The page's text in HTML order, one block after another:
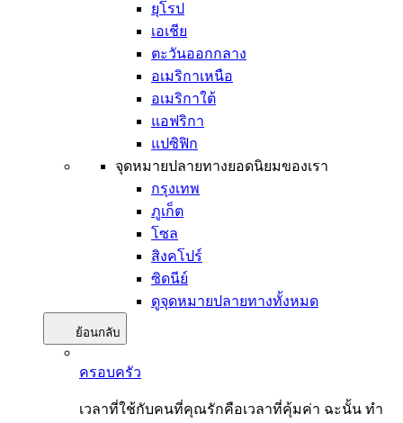
ยุโรป
เอเชีย
ตะวันออกกลาง
อเมริกาเหนือ
อเมริกาใต้
แอฟริกา
แปซิฟิก
จุดหมายปลายทางยอดนิยมของเรา
กรุงเทพ
ภูเก็ต
โซล
สิงคโปร์
ซิดนีย์
ดูจุดหมายปลายทางทั้งหมด
ย้อนกลับ
ครอบครัว
เวลาที่ใช้กับคนที่คุณรักคือเวลาที่คุ้มค่า ฉะนั้น ทำ